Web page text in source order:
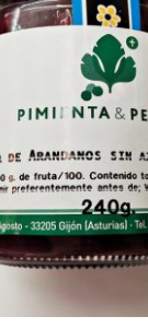
AÑADIR AL CARRITO